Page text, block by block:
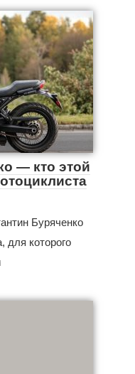
— кто этой
Буряченко
которого